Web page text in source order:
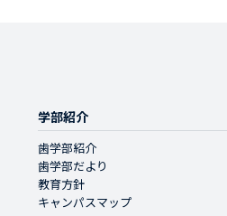
学部紹介
歯学部紹介
歯学部だより
教育方針
キャンパスマップ